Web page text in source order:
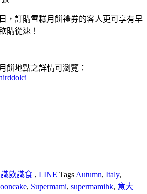
，訂購雪糕月餅禮券的客人更可享有早
購從速！
餅地點之詳情可瀏覽：
識飲識食 , LINE Tags Autumn, Italy,
, Supermami, supermamihk, 意大